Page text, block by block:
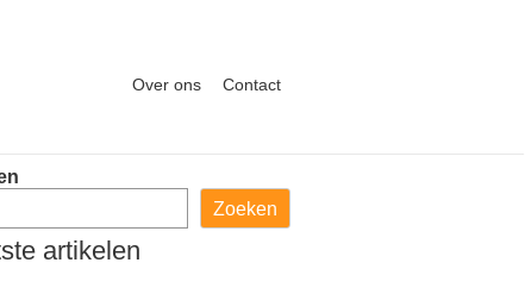
Over ons Contact
Zoeken
artikelen